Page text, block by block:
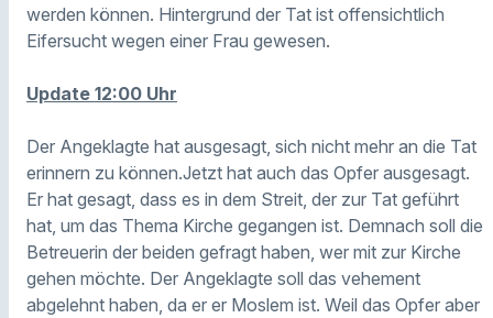
werden können. Hintergrund der Tat ist offensichtlich
Eifersucht wegen einer Frau gewesen.
Update 12:00 Uhr
Der Angeklagte hat ausgesagt, sich nicht mehr an die Tat
erinnern zu können.Jetzt hat auch das Opfer ausgesagt.
Er hat gesagt, dass es in dem Streit, der zur Tat geführt
hat, um das Thema Kirche gegangen ist. Demnach soll die
Betreuerin der beiden gefragt haben, wer mit zur Kirche
gehen möchte. Der Angeklagte soll das vehement
abgelehnt haben, da er er Moslem ist. Weil das Opfer aber